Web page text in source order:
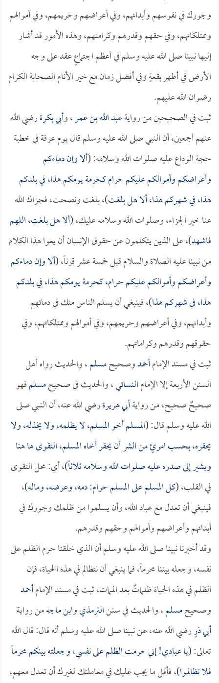
وجورك في نفوسهم وأبدانهم، وفي أعراضهم وحريمهم، وفي أموالهم
وممتلكاتهم، وفي حقهم وقدرهم وكرامتهم، وهذه الأمور قد أشار
إليها نبينا صلى الله عليه وسلم في أعظم اجتماعٍ عقد على وجه
الأرض في أطهر بقعةٍ وفي أفضل زمان مع خير الأنام الصحابة الكرام
رضوان الله عليهم.
ثبت في الصحيحين من روايةعبد الله بن عمر، وأبي بكرةرضي الله
عنهم أجمعين، أن النبي صلى الله عليه وسلم قال يوم عرفة في خطبة
حجة الوداع عليه صلوات الله وسلامه: (ألا وإن دماءكم
وأعراضكم وأموالكم عليكم حرام كحرمة يومكم هذا، في بلدكم
هذا، في شهركم هذا، ألا هل بلغت)، بلغت ونصحت، فجزاك الله
عنا خير الجزاء، وصلوات الله وسلامه عليك، (ألا هل بلغت، اللهم
فاشهد)، على الذين يتكلمون عن حقوق الإنسان أن يعوا هذا الكلام
من نبينا عليه الصلاة والسلام قبل خمسة عشر قرناً، (ألا وإن دماءكم
وأعراضكم وأموالكم عليكم حرام، كحرمة يومكم هذا، في بلدكم
هذا، في شهركم هذا)، فينبغي أن يسلم الناس منك في دمائهم
وأبدانهم، وفي أعراضهم وحريمهم، وفي أموالهم وممتلكاتهم، وفي
حقوقهم وقدرهم وكراماتهم.
ثبت في مسند الإمامأحمدوصحيحمسلم، والحديث رواه أهل
السنن الأربعة إلا الإمامالنسائي، والحديث في صحيحمسلمفهو
صحيحٌ صحيح، من روايةأبي هريرةرضي الله عنه، أن النبي صلى
الله عليه وسلم قال: (المسلم أخو المسلم، لا يظلمه، ولا يخذله، ولا
يحقره، بحسب امرئٍ من الشر أن يحقر أخاه المسلم، التقوى ها هنا
ويشير إلى صدره عليه صلوات الله وسلامه ثلاثاً)، أي: محل التقوى
في القلب، (كل المسلم على المسلم حرام: دمه، وعرضه، وماله)،
فينبغي أن تعدل مع عباد الله، وأن يسلموا من ظلمك وجورك في
أبدانهم وأعراضهم وأموالهم وحقهم وقدرهم.
وقد أخبرنا نبينا صلى الله عليه وسلم أن الذي خلقنا حرم الظلم على
نفسه، وجعله بيننا محرماً، فما ينبغي أن نتظالم في هذه الحياة، فإن
الظلم في هذه الحياة ظلماتٌ بعد الممات، ثبت في مسند الإمامأحمد
وصحيحمسلم، والحديث في سننالترمذيوابن ماجهمن رواية
أبي ذرٍرضي الله عنه، عن نبينا صلى الله عليه وسلم أنه قال: قال الله
تعالى: (يا عبادي! إني حرمت الظلم على نفسي، وجعلته بينكم محرماً
فلا تظالموا)، فأقل ما يجب عليك في معاملتك لغيرك أن تعدل معهم،